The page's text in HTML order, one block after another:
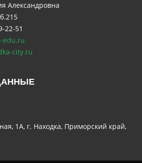
Александровна
22-51
edu.ru
city.ru
1А, г. Находка, Приморский край,